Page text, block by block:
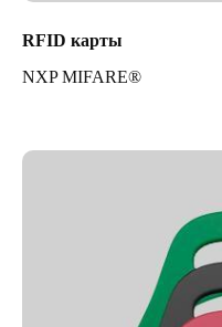
RFID карты
NXP MIFARE®